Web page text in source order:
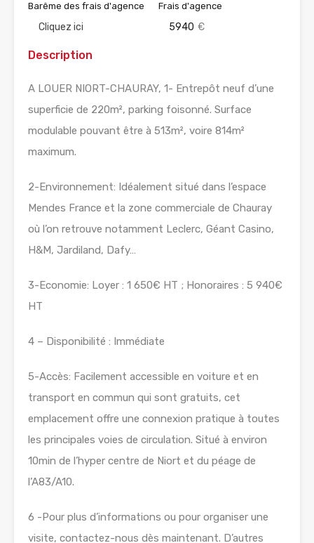
Barême des frais d'agence
Cliquez ici
Frais d'agence
5940 €
Description
A LOUER NIORT-CHAURAY, 1- Entrepôt neuf d’une
superficie de 220m², parking foisonné. Surface
modulable pouvant être à 513m², voire 814m²
maximum.
2-Environnement: Idéalement situé dans l’espace
Mendes France et la zone commerciale de Chauray
où l’on retrouve notamment Leclerc, Géant Casino,
H&M, Jardiland, Dafy…
3-Economie: Loyer : 1 650€ HT ; Honoraires : 5 940€
HT
4 – Disponibilité : Immédiate
5-Accès: Facilement accessible en voiture et en
transport en commun qui sont gratuits, cet
emplacement offre une connexion pratique à toutes
les principales voies de circulation. Situé à environ
10min de l’hyper centre de Niort et du péage de
l’A83/A10.
6 -Pour plus d’informations ou pour organiser une
visite, contactez-nous dès maintenant. D’autres